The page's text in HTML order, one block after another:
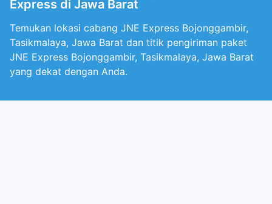
Express di Jawa Barat
Temukan lokasi cabang JNE Express Bojonggambir,
Tasikmalaya, Jawa Barat dan titik pengiriman paket
JNE Express Bojonggambir, Tasikmalaya, Jawa Barat
yang dekat dengan Anda.